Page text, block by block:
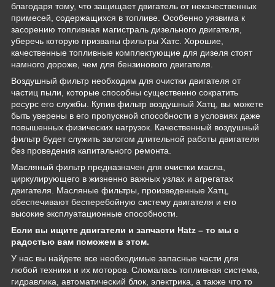
благодаря тому, что защищает двигатель от некачественных
примесей, содержащихся в топливе. Особенно уязвима к
засорению топливная магистраль дизельного двигателя,
уберечь которую призваны фильтры Хатс. Хорошие,
качественные топливные комплектующие для дизеля стоят
намного дороже, чем для бензинового двигателя.
Воздушный фильтр необходим для очистки двигателя от
частиц пыли, которые способны существенно сократить
ресурс его службы. Купив фильтр воздушный Хатц, вы можете
быть уверены в его пропускной способности в условиях даже
повышенных физических нагрузок. Качественный воздушный
фильтр будет служить залогом длительной работы двигателя
без проведения капитального ремонта.
Масляный фильтр предназначен для очистки масла,
циркулирующего в жизненно важных узлах и агрегатах
двигателя. Масляные фильтры, произведенные Хатц,
обеспечивают бесперебойную систему двигателя и его
высокие эксплуатационные способности.
Если вы ищите двигатели и запчасти Hatz – то мы с
радостью вам поможем в этом.
У нас вы найдете все необходимые запасные части для
любой техники и их моторов. Сломалась топливная система,
гидравлика, автоматический блок, электрика, а также что то